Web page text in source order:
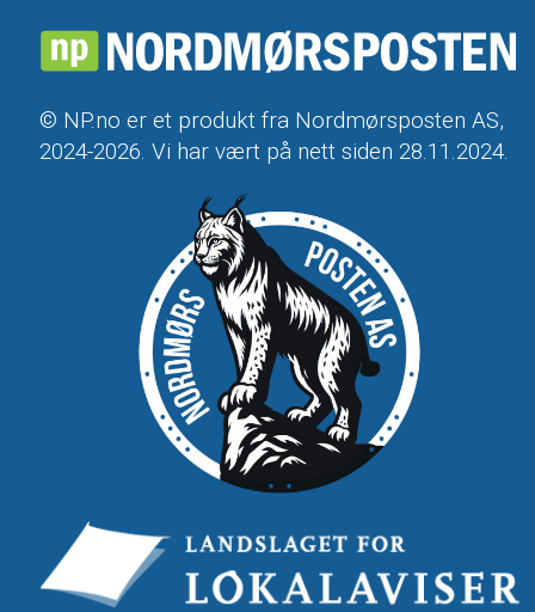
© NP.no er et produkt fra Nordmørsposten AS,
2024-2026. Vi har vært på nett siden 28.11.2024.